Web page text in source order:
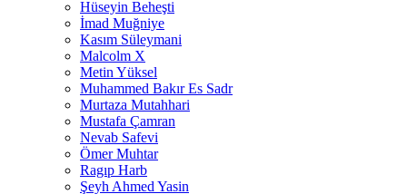
Hüseyin Beheşti
İmad Muğniye
Kasım Süleymani
Malcolm X
Metin Yüksel
Muhammed Bakır Es Sadr
Murtaza Mutahhari
Mustafa Çamran
Nevab Safevi
Ömer Muhtar
Ragıp Harb
Şeyh Ahmed Yasin